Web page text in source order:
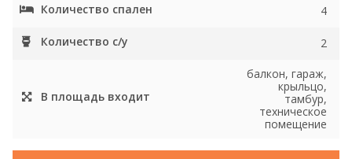
Количество спален 4
Количество с/у 2
В площадь входит
балкон, гараж,
крыльцо,
тамбур,
техническое
помещение